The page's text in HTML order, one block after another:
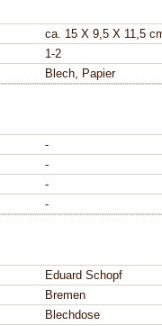
ca. 15 X 9,5 X 11,5
1-2
Blech, Papier
-
-
-
-
Eduard Schopf
Bremen
Blechdose